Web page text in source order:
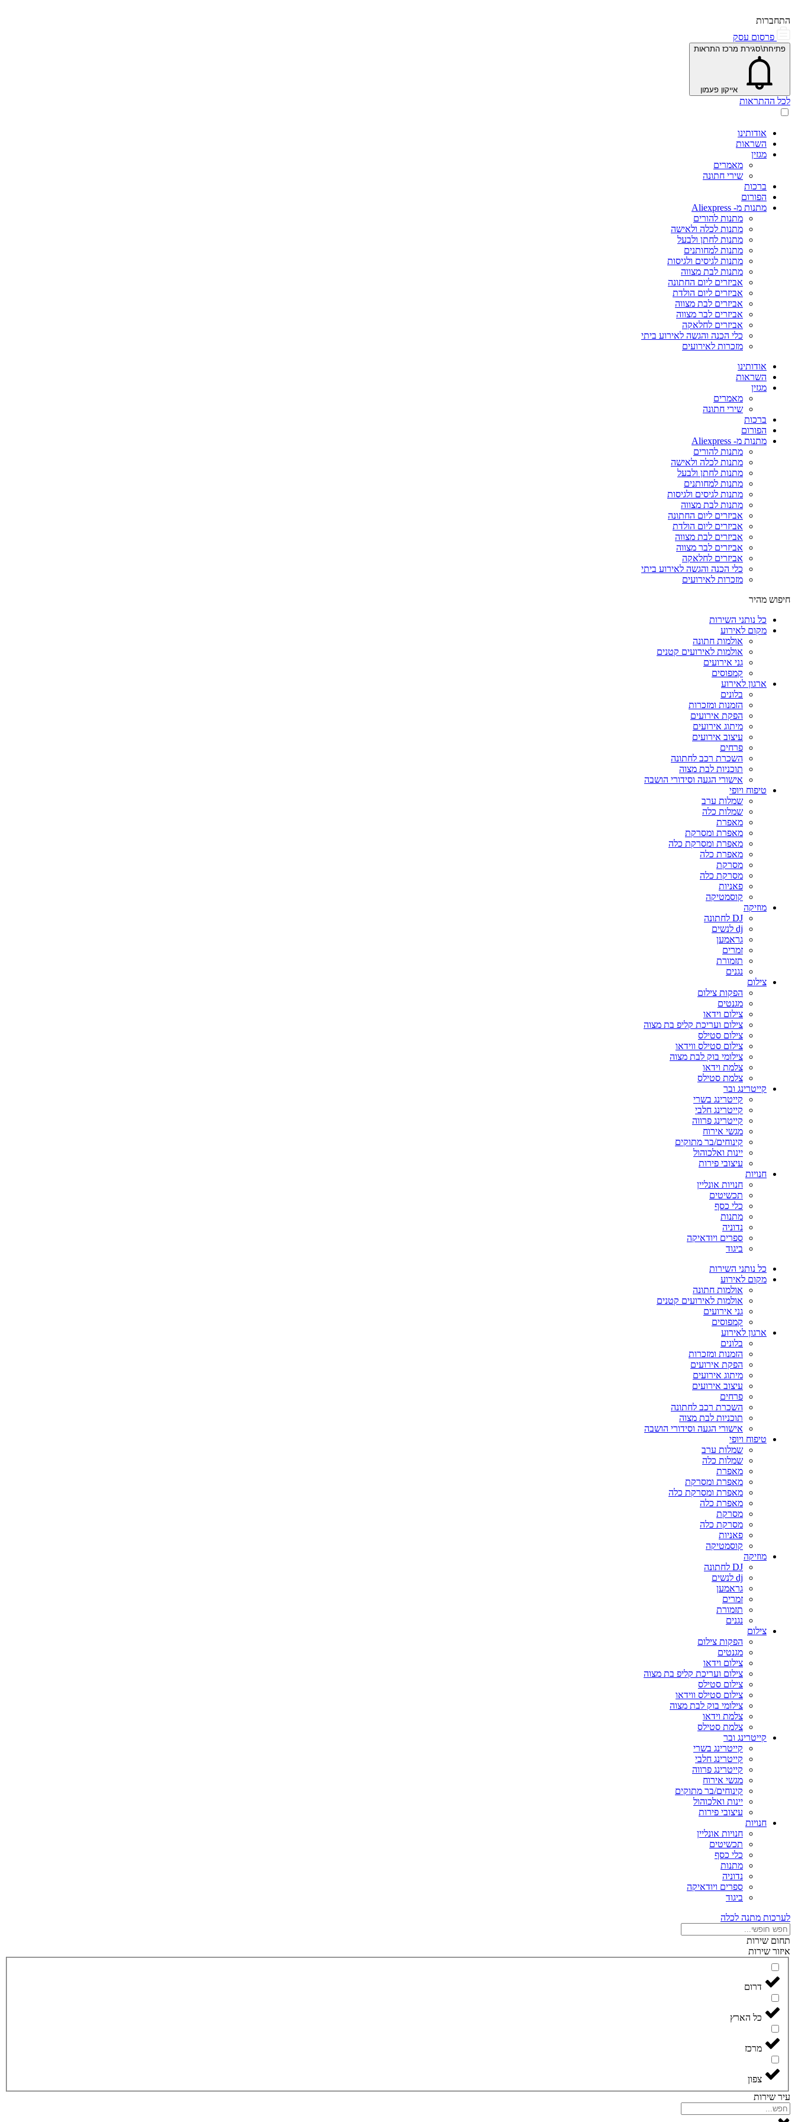
התחברות
פרסום עסק
פתיחת\סגירת מרכז התראות
אייקון פעמון
לכל ההתראות
אודותינו
השראות
מגזין
מאמרים
שירי חתונה
ברכות
הפורום
מתנות מ- Aliexpress
מתנות להורים
מתנות לכלה ולאישה
מתנות לחתן ולבעל
מתנות למחותנים
מתנות לגיסים ולגיסות
מתנות לבת מצווה
אביזרים ליום החתונה
אביזרים ליום הולדת
אביזרים לבת מצווה
אביזרים לבר מצווה
אביזרים לחלאקה
כלי הכנה והגשה לאירוע ביתי
מזכרות לאירועים
אודותינו
השראות
מגזין
מאמרים
שירי חתונה
ברכות
הפורום
מתנות מ- Aliexpress
מתנות להורים
מתנות לכלה ולאישה
מתנות לחתן ולבעל
מתנות למחותנים
מתנות לגיסים ולגיסות
מתנות לבת מצווה
אביזרים ליום החתונה
אביזרים ליום הולדת
אביזרים לבת מצווה
אביזרים לבר מצווה
אביזרים לחלאקה
כלי הכנה והגשה לאירוע ביתי
מזכרות לאירועים
חיפוש מהיר
כל נותני השירות
מקום לאירוע
אולמות חתונה
אולמות לאירועים קטנים
גני אירועים
קמפוסים
ארגון לאירוע
בלונים
הזמנות ומזכרות
הפקת אירועים
מיתוג אירועים
עיצוב אירועים
פרחים
השכרת רכב לחתונה
תוכניות לבת מצוה
אישורי הגעה וסידורי הושבה
טיפוח ויופי
שמלות ערב
שמלות כלה
מאפרת
מאפרת ומסרקת
מאפרת ומסרקת כלה
מאפרת כלה
מסרקת
מסרקת כלה
פאניות
קוסמטיקה
מוזיקה
DJ לחתונה
dj לנשים
גראמען
זמרים
תזמורת
נגנים
צילום
הפקות צילום
מגנטים
צילום וידאו
צילום ועריכת קליפ בת מצוה
צילום סטילס
צילום סטילס ווידאו
צילומי בוק לבת מצוה
צלמת וידאו
צלמת סטילס
קייטרינג ובר
קייטרינג בשרי
קייטרינג חלבי
קייטרינג פרווה
מגשי אירוח
קינוחים/בר מתוקים
יינות ואלכוהול
עיצובי פירות
חנויות
חנויות אונליין
תכשיטים
כלי כסף
מתנות
נדוניה
ספרים ויודאיקה
ביגוד
כל נותני השירות
מקום לאירוע
אולמות חתונה
אולמות לאירועים קטנים
גני אירועים
קמפוסים
ארגון לאירוע
בלונים
הזמנות ומזכרות
הפקת אירועים
מיתוג אירועים
עיצוב אירועים
פרחים
השכרת רכב לחתונה
תוכניות לבת מצוה
אישורי הגעה וסידורי הושבה
טיפוח ויופי
שמלות ערב
שמלות כלה
מאפרת
מאפרת ומסרקת
מאפרת ומסרקת כלה
מאפרת כלה
מסרקת
מסרקת כלה
פאניות
קוסמטיקה
מוזיקה
DJ לחתונה
dj לנשים
גראמען
זמרים
תזמורת
נגנים
צילום
הפקות צילום
מגנטים
צילום וידאו
צילום ועריכת קליפ בת מצוה
צילום סטילס
צילום סטילס ווידאו
צילומי בוק לבת מצוה
צלמת וידאו
צלמת סטילס
קייטרינג ובר
קייטרינג בשרי
קייטרינג חלבי
קייטרינג פרווה
מגשי אירוח
קינוחים/בר מתוקים
יינות ואלכוהול
עיצובי פירות
חנויות
חנויות אונליין
תכשיטים
כלי כסף
מתנות
נדוניה
ספרים ויודאיקה
ביגוד
לערכות מתנה לכלה
תחום שירות
איזור שירות
דרום
כל הארץ
מרכז
צפון
עיר שירות